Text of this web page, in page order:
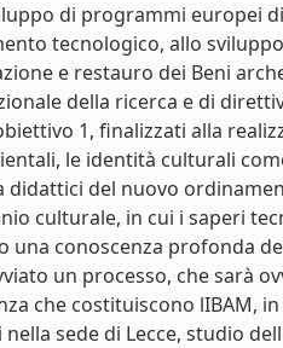
di programmi europei
tecnologico, allo
e restauro dei Beni
della ricerca e di
1, finalizzati alla
le identità culturali
didattici del nuovo
culturale, in cui i saperi
una conoscenza profonda
un processo, che sarà
che costituiscono
sede di Lecce, studio